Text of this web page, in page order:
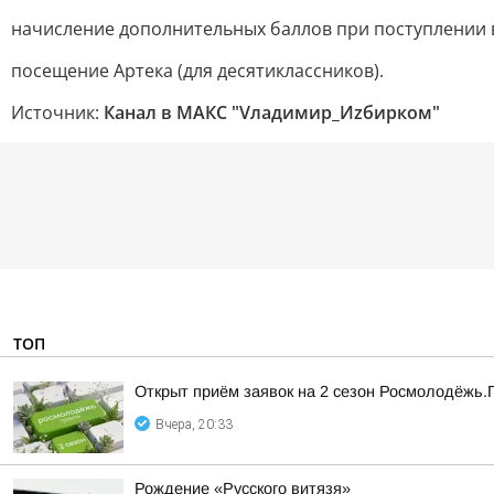
начисление дополнительных баллов при
посещение Артека (для десятиклассников).
Источник: Канал в МАКС "Vладимир_Иzбирком"
ТОП
Открыт приём заявок на 2 сезон
Вчера, 20:33
Рождение «Русского витязя»